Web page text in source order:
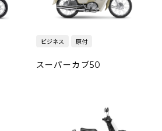
ビジネス 原付
スーパーカブ50